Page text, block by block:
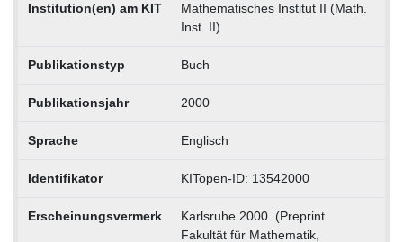
Institution(en) am KIT
Mathematisches Institut II (Math.
Inst. II)
Publikationstyp Buch
Publikationsjahr 2000
Sprache Englisch
Identifikator KITopen-ID: 13542000
Erscheinungsvermerk
Karlsruhe 2000. (Preprint.
Fakultät für Mathematik,